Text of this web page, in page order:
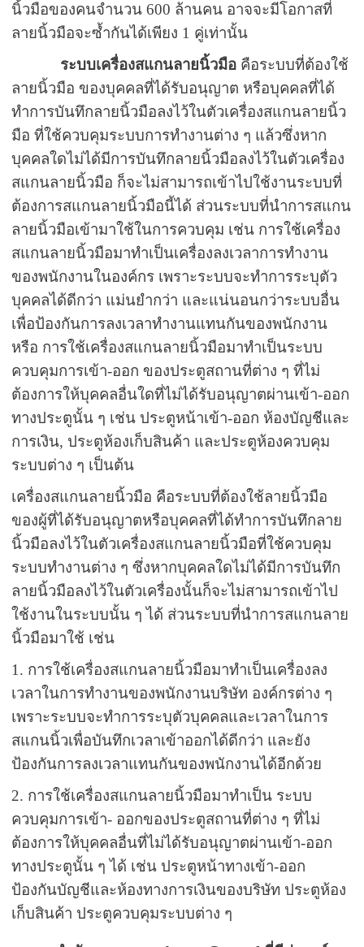
นิ้วมือของคนจำนวน 600 ล้านคน อาจจะมีโอกาสที่
ลายนิ้วมือจะซ้ำกันได้เพียง 1 คู่เท่านั้น
ระบบเครื่องสแกนลายนิ้วมือ คือระบบที่ต้องใช้
ลายนิ้วมือ ของบุคคลที่ได้รับอนุญาต หรือบุคคลที่ได้
ทำการบันทึกลายนิ้วมือลงไว้ในตัวเครื่องสแกนลายนิ้ว
มือ ที่ใช้ควบคุมระบบการทำงานต่าง ๆ แล้วซึ่งหาก
บุคคลใดไม่ได้มีการบันทึกลายนิ้วมือลงไว้ในตัวเครื่อง
สแกนลายนิ้วมือ ก็จะไม่สามารถเข้าไปใช้งานระบบที่
ต้องการสแกนลายนิ้วมือนี้ได้ ส่วนระบบที่นำการสแกน
ลายนิ้วมือเข้ามาใช้ในการควบคุม เช่น การใช้เครื่อง
สแกนลายนิ้วมือมาทำเป็นเครื่องลงเวลาการทำงาน
ของพนักงานในองค์กร เพราะระบบจะทำการระบุตัว
บุคคลได้ดีกว่า แม่นยำกว่า และแน่นอนกว่าระบบอื่น
เพื่อป้องกันการลงเวลาทำงานแทนกันของพนักงาน
หรือ การใช้เครื่องสแกนลายนิ้วมือมาทำเป็นระบบ
ควบคุมการเข้า-ออก ของประตูสถานที่ต่าง ๆ ที่ไม่
ต้องการให้บุคคลอื่นใดที่ไม่ได้รับอนุญาตผ่านเข้า-ออก
ทางประตูนั้น ๆ เช่น ประตูหน้าเข้า-ออก ห้องบัญชีและ
การเงิน, ประตูห้องเก็บสินค้า และประตูห้องควบคุม
ระบบต่าง ๆ เป็นต้น
เครื่องสแกนลายนิ้วมือ คือระบบที่ต้องใช้ลายนิ้วมือ
ของผู้ที่ได้รับอนุญาตหรือบุคคลที่ได้ทำการบันทึกลาย
นิ้วมือลงไว้ในตัวเครื่องสแกนลายนิ้วมือที่ใช้ควบคุม
ระบบทำงานต่าง ๆ ซึ่งหากบุคคลใดไม่ได้มีการบันทึก
ลายนิ้วมือลงไว้ในตัวเครื่องนั้นก็จะไม่สามารถเข้าไป
ใช้งานในระบบนั้น ๆ ได้ ส่วนระบบที่นำการสแกนลาย
นิ้วมือมาใช้ เช่น
1. การใช้เครื่องสแกนลายนิ้วมือมาทำเป็นเครื่องลง
เวลาในการทำงานของพนักงานบริษัท องค์กรต่าง ๆ
เพราะระบบจะทำการระบุตัวบุคคลและเวลาในการ
สแกนนิ้วเพื่อบันทึกเวลาเข้าออกได้ดีกว่า และยัง
ป้องกันการลงเวลาแทนกันของพนักงานได้อีกด้วย
2. การใช้เครื่องสแกนลายนิ้วมือมาทำเป็น ระบบ
ควบคุมการเข้า- ออกของประตูสถานที่ต่าง ๆ ที่ไม่
ต้องการให้บุคคลอื่นที่ไม่ได้รับอนุญาตผ่านเข้า-ออก
ทางประตูนั้น ๆ ได้ เช่น ประตูหน้าทางเข้า-ออก
ป้องกันบัญชีและห้องทางการเงินของบริษัท ประตูห้อง
เก็บสินค้า ประตูควบคุมระบบต่าง ๆ